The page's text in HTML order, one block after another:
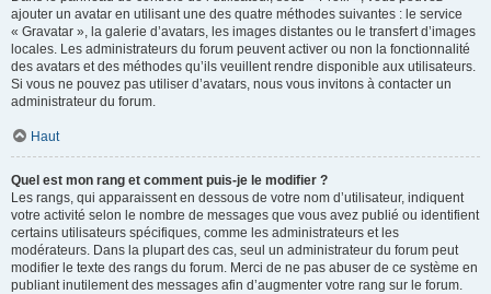
ajouter un avatar en utilisant une des quatre méthodes suivantes : le service
« Gravatar », la galerie d’avatars, les images distantes ou le transfert d’images
locales. Les administrateurs du forum peuvent activer ou non la fonctionnalité
des avatars et des méthodes qu’ils veuillent rendre disponible aux utilisateurs.
Si vous ne pouvez pas utiliser d’avatars, nous vous invitons à contacter un
administrateur du forum.
Haut
Quel est mon rang et comment puis-je le modifier ?
Les rangs, qui apparaissent en dessous de votre nom d’utilisateur, indiquent
votre activité selon le nombre de messages que vous avez publié ou identifient
certains utilisateurs spécifiques, comme les administrateurs et les
modérateurs. Dans la plupart des cas, seul un administrateur du forum peut
modifier le texte des rangs du forum. Merci de ne pas abuser de ce système en
publiant inutilement des messages afin d’augmenter votre rang sur le forum.